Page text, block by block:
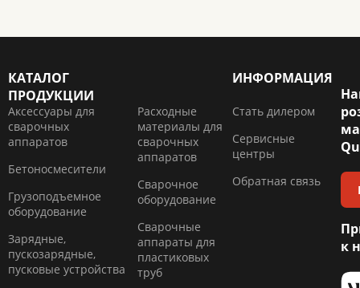
КАТАЛОГ
ПРОДУКЦИИ
Аксессуары для
сварочных
аппаратов
Бетоносмесители
Грузоподъемное
оборудование
Зарядные,
пускозарядные,
пусковые устройства
Расходные
материалы для
сварочных
аппаратов
Сварочное
оборудование
Сварочные
аппараты для
пластиковых
труб
ИНФОРМАЦИЯ
Стать дилером
Сервисные
центры
Обратная связь
к